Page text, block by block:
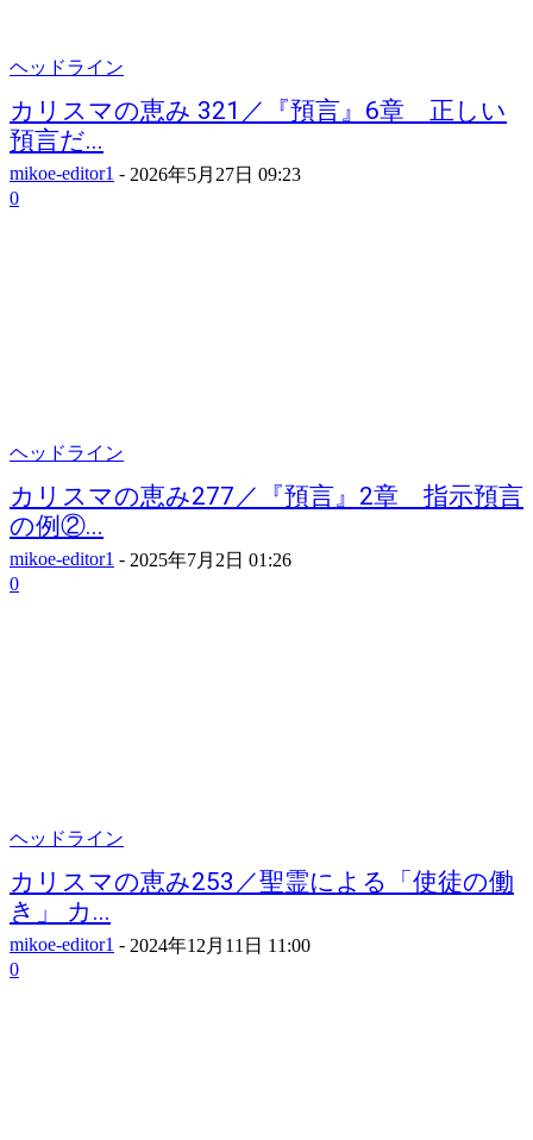
ヘッドライン
カリスマの恵み 321／『預言』6章 正しい
預言だ...
mikoe-editor1 - 2026年5月27日 09:23
0
ヘッドライン
カリスマの恵み277／『預言』2章 指示預言
の例②...
mikoe-editor1 - 2025年7月2日 01:26
0
ヘッドライン
カリスマの恵み253／聖霊による「使徒の働
き」 カ...
mikoe-editor1 - 2024年12月11日 11:00
0